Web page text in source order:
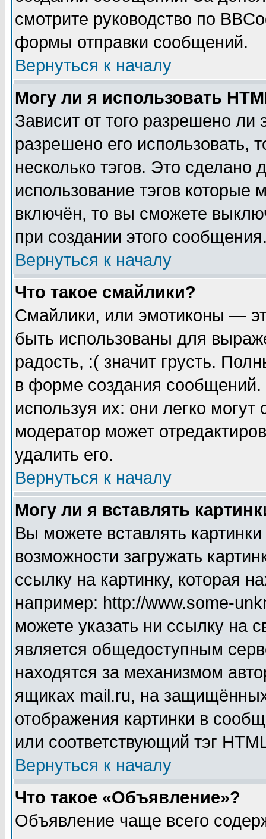
смотрите руководство по
формы отправки сообщений.
Вернуться к началу
Могу ли я использовать
Зависит от того разрешено
разрешено его использовать,
несколько тэгов. Это сделано
использование тэгов
включён, то вы сможете
при создании этого
Вернуться к началу
Что такое смайлики?
Смайлики, или эмотиконы —
быть использованы для
радость, :( значит грусть.
в форме создания сообщений.
используя их: они легко
модератор может
удалить его.
Вернуться к началу
Могу ли я вставлять
Вы можете вставлять
возможности загружать
ссылку на картинку, которая
например: http://www.some-
можете указать ни ссылку на
является общедоступным
находятся за механизмом
ящиках mail.ru, на
отображения картинки в
или соответствующий тэг
Вернуться к началу
Что такое «Объявление»?
Объявление чаще всего